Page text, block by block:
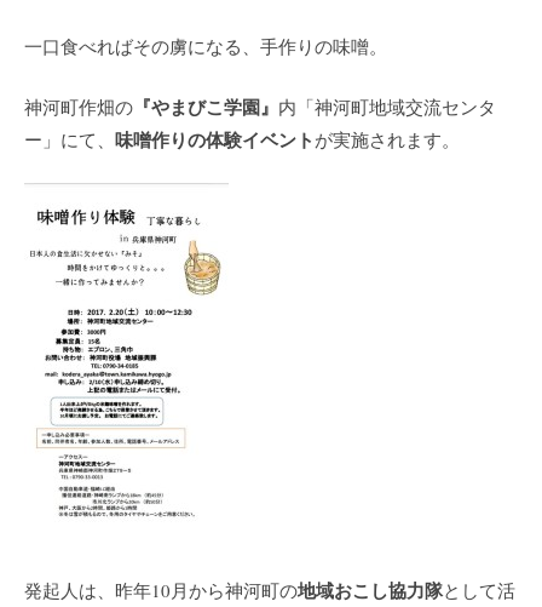
一口食べればその虜になる、手作りの味噌。
神河町作畑の 『やまびこ学園』 内「神河町地域交流センタ
ー」にて、 味噌作りの体験イベント が実施されます。
発起人は、昨年10月から神河町の地域おこし協力隊として活